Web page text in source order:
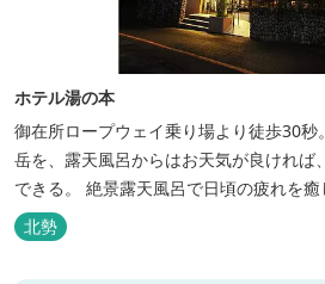
ホテル湯の本
御在所ロープウェイ乗り場より徒歩30
岳を、露天風呂からはお天気が良ければ
できる。 絶景露天風呂で日頃の疲れを癒
北勢